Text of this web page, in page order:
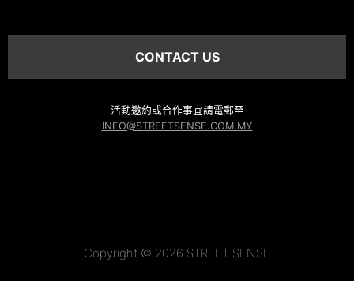
CONTACT US
活動邀約或合作事宜請電郵至
INFO@STREETSENSE.COM.MY
Copyright © 2026 STREET SENSE